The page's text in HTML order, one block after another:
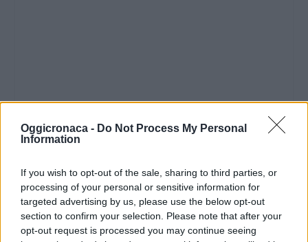
Oggicronaca - Do Not Process My Personal
Information
If you wish to opt-out of the sale, sharing to third parties, or
processing of your personal or sensitive information for
targeted advertising by us, please use the below opt-out
section to confirm your selection. Please note that after your
opt-out request is processed you may continue seeing